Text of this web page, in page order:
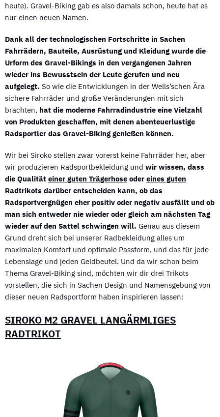
heute). Gravel-Biking gab es also damals schon, heute hat es
nur einen neuen Namen.
Dank all der technologischen Fortschritte in Sachen
Fahrrädern, Bauteile, Ausrüstung und Kleidung wurde die
Urform des Gravel-Bikings in den vergangenen Jahren
wieder ins Bewusstsein der Leute gerufen und neu
aufgelegt. So wie die Entwicklungen in der Wells’schen Ära
sichere Fahrräder und große Veränderungen mit sich
brachten, hat die moderne Fahrradindustrie eine Vielzahl
von Produkten geschaffen, mit denen abenteuerlustige
Radsportler das Gravel-Biking genießen können.
Wir bei Siroko stellen zwar vorerst keine Fahrräder her, aber
wir produzieren Radsportbekleidung und wir wissen, dass
die Qualität einer guten Trägerhose oder eines guten
Radtrikots darüber entscheiden kann, ob das
Radsportvergnügen eher positiv oder negativ ausfällt und ob
man sich entweder nie wieder oder gleich am nächsten Tag
wieder auf den Sattel schwingen will. Genau aus diesem
Grund dreht sich bei unserer Radbekleidung alles um
maximalen Komfort und optimale Passform, und das für jede
Lebenslage und jeden Geldbeutel. Und da wir schon beim
Thema Gravel-Biking sind, möchten wir dir drei Trikots
vorstellen, die sich in Sachen Design und Namensgebung von
dieser neuen Radsportform haben inspirieren lassen:
SIROKO M2 GRAVEL LANGÄRMLIGES
RADTRIKOT